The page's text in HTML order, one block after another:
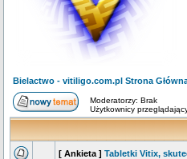
Bielactwo - vitiligo.com.pl Strona
Moderatorzy: Brak
Użytkownicy
[ Ankieta ] Tabletki Vitix,